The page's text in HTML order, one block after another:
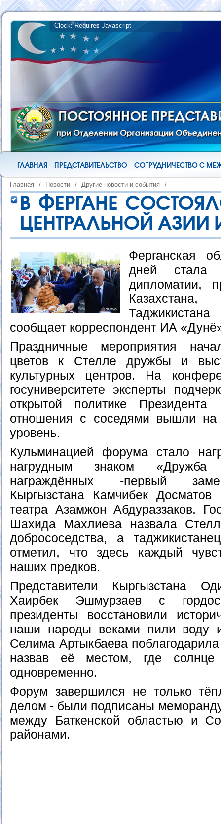
ГЛАВНАЯ ПРЕДСТАВИТЕЛЬСТВО СОТРУДНИЧЕСТВО С
Главная / Новости / Другие новости и события /
В ФЕРГАНЕ
ЦЕНТРАЛЬНОЙ
Ферганская
дней стала
дипломатии,
сообщает корреспондент ИА
Праздничные мероприятия
цветов к Стелле дружбы и
культурных центров. На
госуниверситете эксперты
открытой политике
отношения с соседями вышли на
уровень.
Кульминацией форума стало
нагрудным знаком
награждённых -первый
Кыргызстана Камчибек
театра Азамжон Абдураззаков.
Шахида Махлиева назвала
добрососедства, а
отметил, что здесь каждый
наших предков.
Представители Кыргызстана
Хаирбек Эшмурзаев с
президенты восстановили
наши народы веками пили воду
Селима Артыкбаева
назвав её местом, где солнце
одновременно.
Форум завершился не только
делом - были подписаны
между Баткенской областью и
районами.